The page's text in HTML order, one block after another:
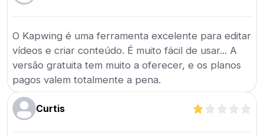
O Kapwing é uma ferramenta excelente para editar
vídeos e criar conteúdo. É muito fácil de usar... A
versão gratuita tem muito a oferecer, e os planos
pagos valem totalmente a pena.
Curtis